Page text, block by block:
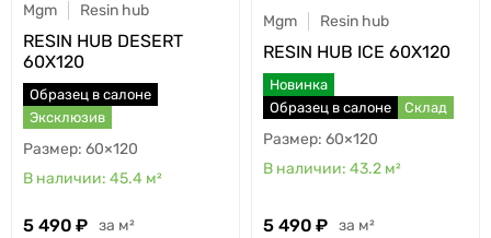
Mgm Resin hub
RESIN HUB DESERT
60X120
Образец в салоне
Эксклюзив
60×120
45.4 м²
5 490 м²
Mgm Resin hub
RESIN HUB ICE 60X120
Новинка
Образец в салоне
Склад
60×120
43.2 м²
5 490 м²